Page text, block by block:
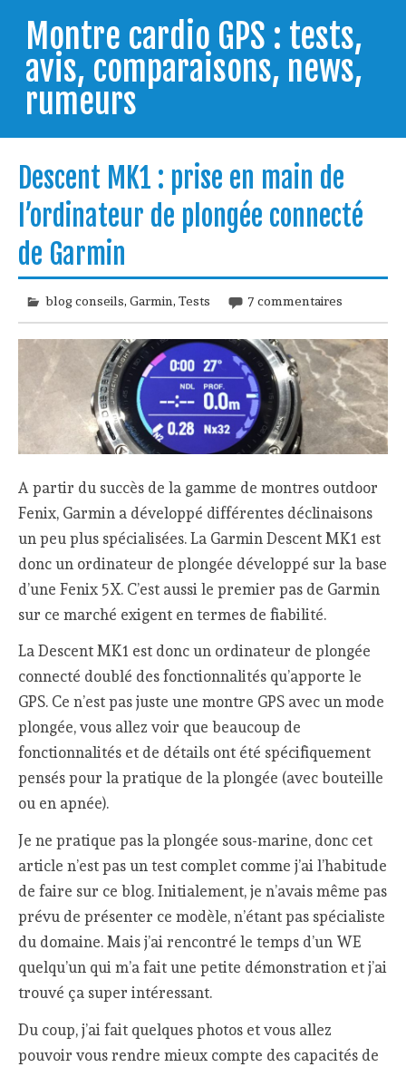
contentMontre cardio GPS : tests,
avis, comparaisons, news,
rumeurs
trouver celle qui répondra à vos besoins et
comprendre comment bien l'utiliser.
Descent MK1 : prise en main de
l’ordinateur de plongée connecté
de Garmin
blog conseils,Garmin,Tests 7 commentaires
A partir du succès de la gamme de montres outdoor
Fenix, Garmin a développé différentes déclinaisons
un peu plus spécialisées. La Garmin Descent MK1 est
donc un ordinateur de plongée développé sur la base
d’une Fenix 5X. C’est aussi le premier pas de Garmin
sur ce marché exigent en termes de fiabilité.
La Descent MK1 est donc un ordinateur de plongée
connecté doublé des fonctionnalités qu’apporte le
GPS. Ce n’est pas juste une montre GPS avec un mode
plongée, vous allez voir que beaucoup de
fonctionnalités et de détails ont été spécifiquement
pensés pour la pratique de la plongée (avec bouteille
ou en apnée).
Je ne pratique pas la plongée sous-marine, donc cet
article n’est pas un test complet comme j’ai l’habitude
de faire sur ce blog. Initialement, je n’avais même pas
prévu de présenter ce modèle, n’étant pas spécialiste
du domaine. Mais j’ai rencontré le temps d’un WE
quelqu’un qui m’a fait une petite démonstration et j’ai
trouvé ça super intéressant.
Du coup, j’ai fait quelques photos et vous allez
pouvoir vous rendre mieux compte des capacités de